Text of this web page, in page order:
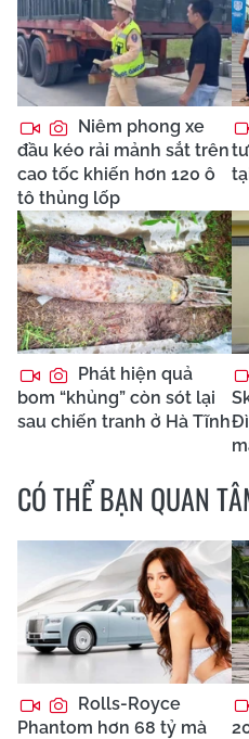
Niêm phong xe
đầu kéo rải mảnh sắt trên
cao tốc khiến hơn 120 ô
tô thủng lốp
Phát hiện quả
bom “khủng” còn sót lại
sau chiến tranh ở Hà Tĩnh
CÓ THỂ BẠN QUAN
Rolls-Royce
Phantom hơn 68 tỷ mà